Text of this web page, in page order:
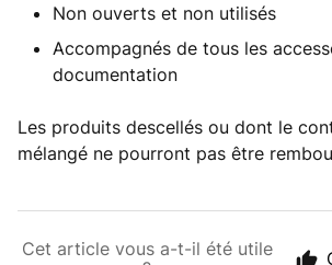
Non ouverts et non utilisés
Accompagnés de tous les
documentation
Les produits descellés ou dont le
mélangé ne pourront pas être
Cet article vous a-t-il été utile